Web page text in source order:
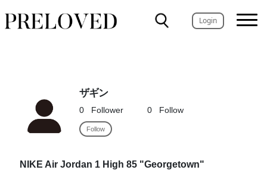
Login
ザギン
0 Follower 0 Follow
Follow
NIKE Air Jordan 1 High 85 "Georgetown"